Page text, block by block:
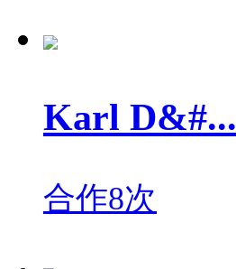
Karl D&#...
合作8次